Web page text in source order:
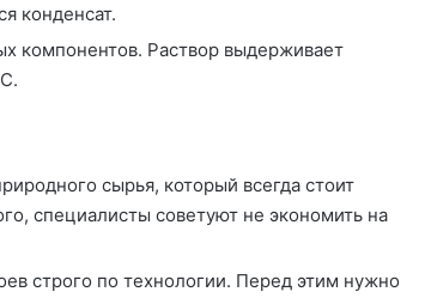
конденсат.
компонентов. Раствор выдерживает
сырья, который всегда стоит
специалисты советуют не экономить на
строго по технологии. Перед этим нужно